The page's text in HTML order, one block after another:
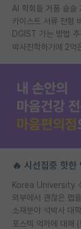
AI 학회들 거품 슬슬
카이스트 서류 전형
DGIST 가는 방법
🔥 시선집중 핫한
외부에서 괜찮은 랩
소재분야 석박사 대